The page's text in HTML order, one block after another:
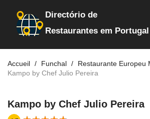
Directório de
Restaurantes em Portugal
Accueil Funchal
Restaurante Europeu
Kampo by Chef Julio Pereira
Kampo by Chef Julio Pereira